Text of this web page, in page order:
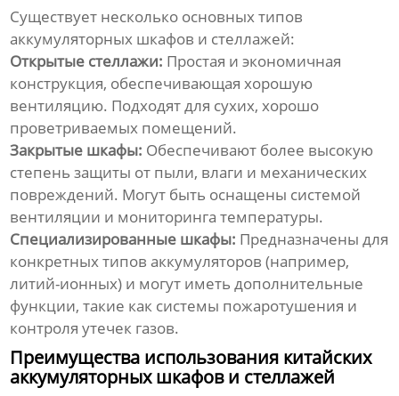
Существует несколько основных типов
аккумуляторных шкафов и стеллажей:
Открытые стеллажи: Простая и экономичная
конструкция, обеспечивающая хорошую
вентиляцию. Подходят для сухих, хорошо
проветриваемых помещений.
Закрытые шкафы: Обеспечивают более высокую
степень защиты от пыли, влаги и механических
повреждений. Могут быть оснащены системой
вентиляции и мониторинга температуры.
Специализированные шкафы: Предназначены для
конкретных типов аккумуляторов (например,
литий-ионных) и могут иметь дополнительные
функции, такие как системы пожаротушения и
контроля утечек газов.
Преимущества использования китайских
аккумуляторных шкафов и стеллажей